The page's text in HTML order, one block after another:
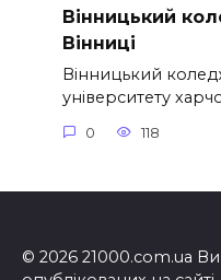
Вінницький
Вінниці
Вінницький
університету
0 118
© 2026 21000.com.ua